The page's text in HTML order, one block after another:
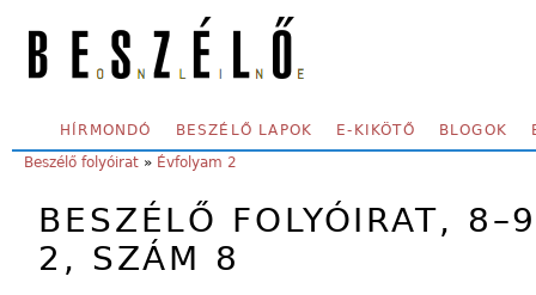
SECONDARY MENU
HÍRMONDÓ BESZÉLŐ LAPOK E-KIKÖTŐ BLOGOK
YOU ARE HERE:
Beszélő folyóirat » Évfolyam 2
BESZÉLŐ FOLYÓIRAT,
2, SZÁM 8